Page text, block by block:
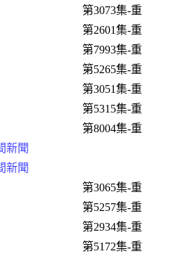
第3073集-重
第2601集-重
第7993集-重
第5265集-重
第3051集-重
第5315集-重
第8004集-重
新聞
新聞
第3065集-重
第5257集-重
第2934集-重
第5172集-重